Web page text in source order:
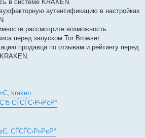
в системе KRAKEN.
аутентификацию в настройках
рассмотрите возможность
перед запуском Tor Browser.
продавца по отзывам и рейтингу перед
kraken
СЃСЃС‹Р»РєР°
СЃСЃС‹Р»РєР°